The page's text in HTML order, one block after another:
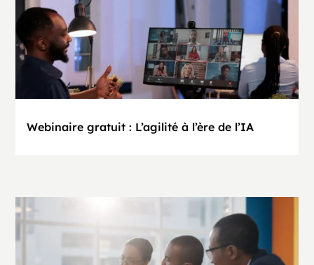
Webinaire gratuit : L’agilité à l’ère de l’IA